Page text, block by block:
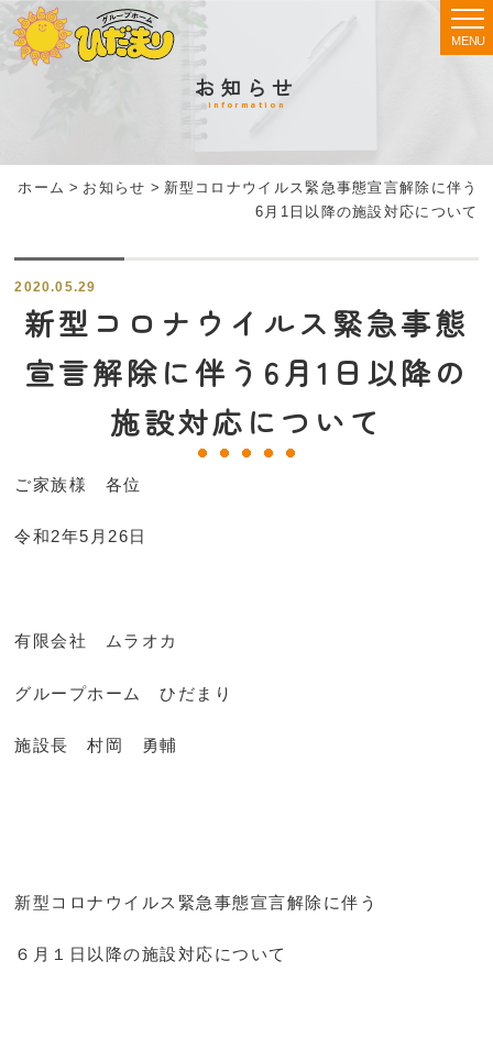
MENU
お知らせ
information
ホーム > お知らせ > 新型コロナウイルス緊急事態宣言解除に伴う
6月1日以降の施設対応について
2020.05.29
新型コロナウイルス緊急事態
宣言解除に伴う6月1日以降の
施設対応について
ご家族様 各位
令和2年5月26日
有限会社 ムラオカ
グループホーム ひだまり
施設長 村岡 勇輔
新型コロナウイルス緊急事態宣言解除に伴う
６月１日以降の施設対応について